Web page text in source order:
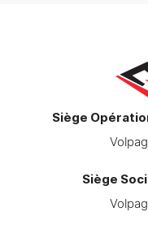
Siège
Siège